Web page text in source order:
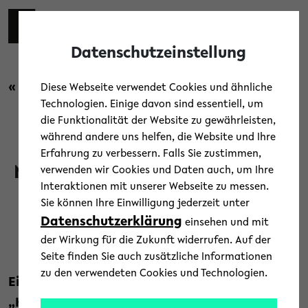
Skip to main content
« Zurück zur Übersicht
Forschung News
Mensch-Roboter-Kollaboration
in der Zukunft
6. Juli 2023
Text: Julia Völker
Ein Kick-off-Workshop zum Projektstart von
„Hybrid-Living“ hat Ende Juni alle
Datenschutzeinstellung
Diese Webseite verwendet Cookies und ähnliche
Technologien. Einige davon sind essentiell, um
die Funktionalität der Website zu gewährleisten,
während andere uns helfen, die Website und Ihre
Erfahrung zu verbessern. Falls Sie zustimmen,
verwenden wir Cookies und Daten auch, um Ihre
Interaktionen mit unserer Webseite zu messen.
Sie können Ihre Einwilligung jederzeit unter
Datenschutzerklärung einsehen und mit
der Wirkung für die Zukunft widerrufen. Auf der
Seite finden Sie auch zusätzliche Informationen
zu den verwendeten Cookies und Technologien.